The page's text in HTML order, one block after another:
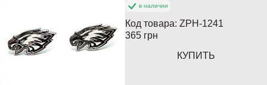
в наличии
Код товара:ZPH-1241
365 грн
КУПИТЬ